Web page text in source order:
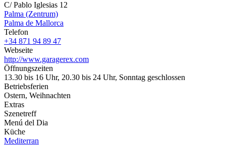
C/ Pablo Iglesias 12
Palma (Zentrum)
Palma de Mallorca
Telefon
+34 871 94 89 47
Webseite
http://www.garagerex.com
Öffnungszeiten
13.30 bis 16 Uhr, 20.30 bis 24 Uhr, Sonntag geschlossen
Betriebsferien
Ostern, Weihnachten
Extras
Szenetreff
Menú del Dia
Küche
Mediterran